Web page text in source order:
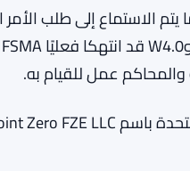
ودخولها في الإدارة،